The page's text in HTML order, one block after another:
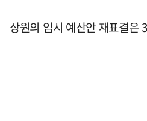
상원의 임시 예산안 재표결은